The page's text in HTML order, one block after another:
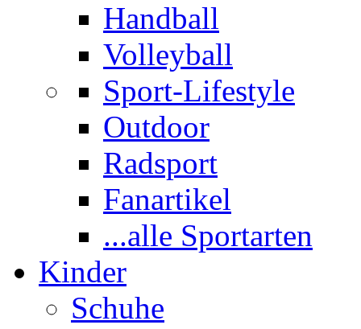
Handball
Volleyball
Sport-Lifestyle
Outdoor
Radsport
Fanartikel
...alle Sportarten
Kinder
Schuhe